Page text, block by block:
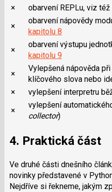
×
obarvení REPLu, viz též
×
obarvení nápovědy
kapitolu 8
×
obarvení výstupu
kapitolu 9
×
Vylepšená nápověda
klíčového slova nebo
×
vylepšení interpretru
×
vylepšení
collector)
4. Praktická část
Ve druhé části dnešního
novinky představené v
Nejdříve si řekneme, jakým